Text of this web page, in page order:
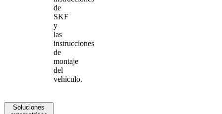
de
SKF
y
las
instrucciones
de
montaje
del
vehículo.
Soluciones